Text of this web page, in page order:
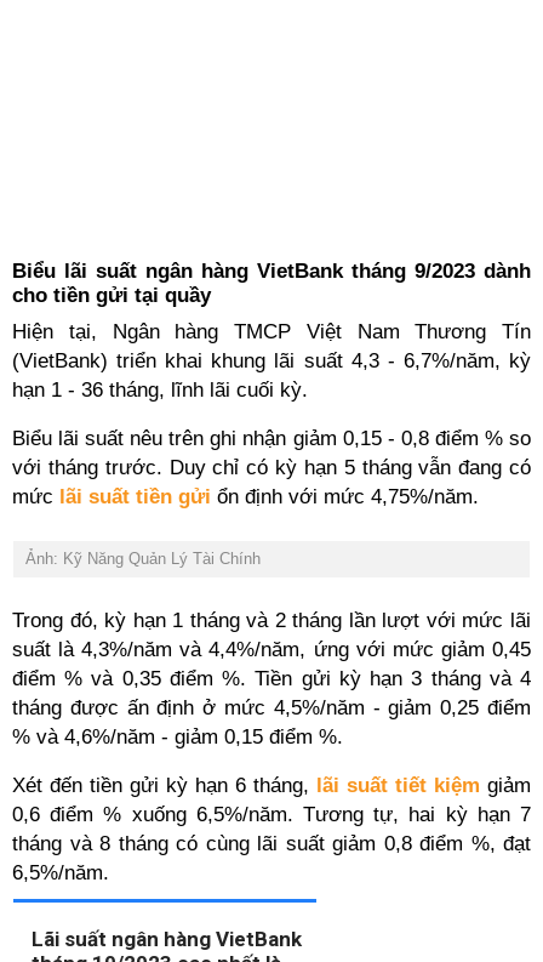
Biểu lãi suất ngân hàng VietBank tháng 9/2023 dành
cho tiền gửi tại quầy
Hiện tại, Ngân hàng TMCP Việt Nam Thương Tín
(VietBank) triển khai khung lãi suất 4,3 - 6,7%/năm, kỳ
hạn 1 - 36 tháng, lĩnh lãi cuối kỳ.
Biểu lãi suất nêu trên ghi nhận giảm 0,15 - 0,8 điểm % so
với tháng trước. Duy chỉ có kỳ hạn 5 tháng vẫn đang có
mức lãi suất tiền gửi ổn định với mức 4,75%/năm.
Ảnh: Kỹ Năng Quản Lý Tài Chính
Trong đó, kỳ hạn 1 tháng và 2 tháng lần lượt với mức lãi
suất là 4,3%/năm và 4,4%/năm, ứng với mức giảm 0,45
điểm % và 0,35 điểm %. Tiền gửi kỳ hạn 3 tháng và 4
tháng được ấn định ở mức 4,5%/năm - giảm 0,25 điểm
% và 4,6%/năm - giảm 0,15 điểm %.
Xét đến tiền gửi kỳ hạn 6 tháng, lãi suất tiết kiệm giảm
0,6 điểm % xuống 6,5%/năm. Tương tự, hai kỳ hạn 7
tháng và 8 tháng có cùng lãi suất giảm 0,8 điểm %, đạt
6,5%/năm.
Lãi suất ngân hàng VietBank